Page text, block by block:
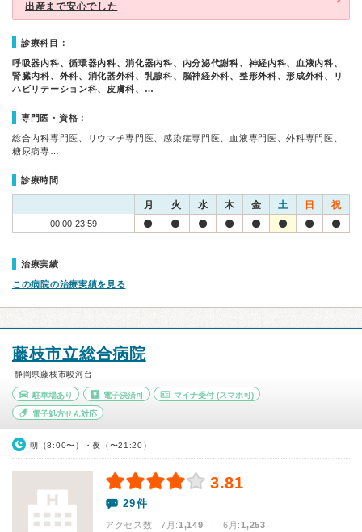
出産まで安心でした
診療科目：
呼吸器内科、循環器内科、消化器内科、内分泌代謝科、神経内科、血液内科、
腎臓内科、外科、消化器外科、乳腺科、脳神経外科、整形外科、形成外科、リ
ハビリテーション科、皮膚科、…
専門医・資格：
総合内科専門医、リウマチ専門医、感染症専門医、血液専門医、外科専門医、
糖尿病専…
診療時間
月 火 水 木 金 土 日 祝
00:00-23:59
治療実績
この病院の治療実績を見る
藤枝市立総合病院
静岡県藤枝市駿河台
駐車場あり 電子決済可 マイナ受付 (スマホ可)
電子処方せん対応
朝（8:00〜）・夜（〜21:20）
3.81
29件
アクセス数 7月:1,149 | 6月:1,253